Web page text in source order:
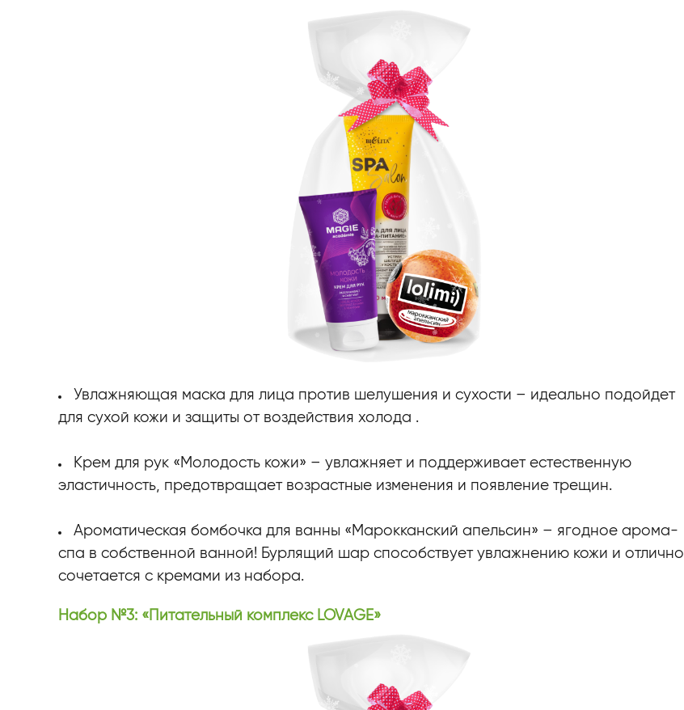
Увлажняющая маска для лица против шелушения и сухости – идеально подойдет
для сухой кожи и защиты от воздействия холода .
Крем для рук «Молодость кожи» – увлажняет и поддерживает естественную
эластичность, предотвращает возрастные изменения и появление трещин.
Ароматическая бомбочка для ванны «Марокканский апельсин» – ягодное арома-
спа в собственной ванной! Бурлящий шар способствует увлажнению кожи и отлично
сочетается с кремами из набора.
Набор №3: «Питательный комплекс LOVAGE»